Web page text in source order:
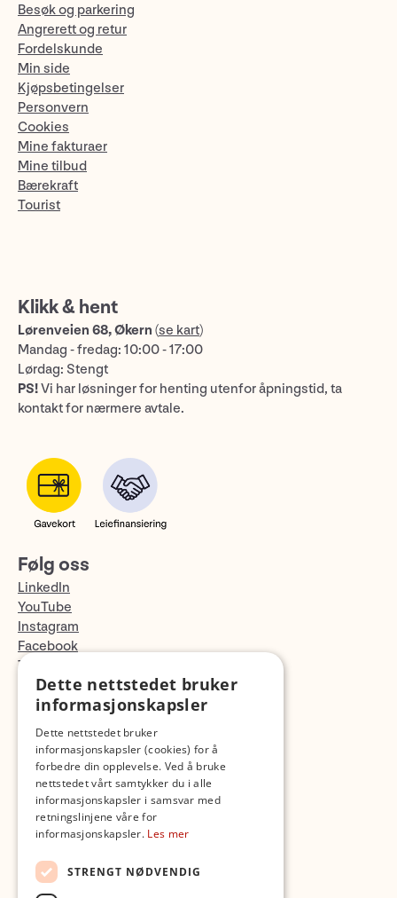
Besøk og parkering
Angrerett og retur
Fordelskunde
Min side
Kjøpsbetingelser
Personvern
Cookies
Mine fakturaer
Mine tilbud
Bærekraft
Tourist
Klikk & hent
Lørenveien 68, Økern (se kart)
Mandag - fredag: 10:00 - 17:00
Lørdag: Stengt
PS!Vi har løsninger for henting utenfor åpningstid, ta
kontakt for nærmere avtale.
Følg oss
LinkedIn
YouTube
Instagram
Facebook
TikTok
Fotopodden
Dette nettstedet bruker
informasjonskapsler
Dette nettstedet bruker
informasjonskapsler (cookies) for å
forbedre din opplevelse. Ved å bruke
nettstedet vårt samtykker du i alle
informasjonskapsler i samsvar med
retningslinjene våre for
informasjonskapsler. Les mer
STRENGT NØDVENDIG